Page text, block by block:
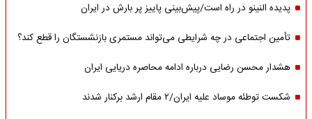
پدیده النینو در راه است/پیش‌بینی پاییز پر بارش در ایران
تأمین اجتماعی در چه شرایطی می‌تواند مستمری بازنشستگان را قطع کند؟
هشدار محسن رضایی درباره ادامه محاصره دریایی ایران
شکست توطئه موساد علیه ایران/۲ مقام‌ ارشد برکنار شدند